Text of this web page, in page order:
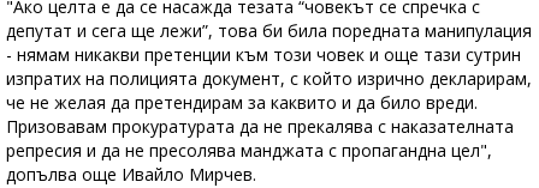
"Ако целта е да се насажда тезата “човекът се спречка с
депутат и сега ще лежи”, това би била поредната манипулация
- нямам никакви претенции към този човек и още тази сутрин
изпратих на полицията документ, с който изрично декларирам,
че не желая да претендирам за каквито и да било вреди.
Призовавам прокуратурата да не прекалява с наказателната
репресия и да не пресолява манджата с пропагандна цел",
допълва още Ивайло Мирчев.